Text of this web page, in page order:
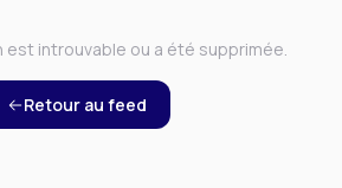
est introuvable ou a été supprimée.
Retour au feed